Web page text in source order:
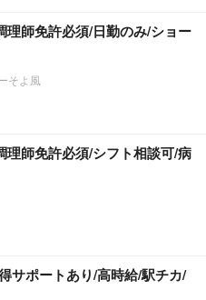
理師免許必須/日勤のみ/ショー
そよ風
理師免許必須/シフト相談可/病
サポートあり/高時給/駅チカ/